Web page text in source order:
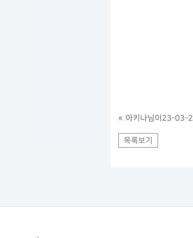
« 아키나님이23-03-
목록보기